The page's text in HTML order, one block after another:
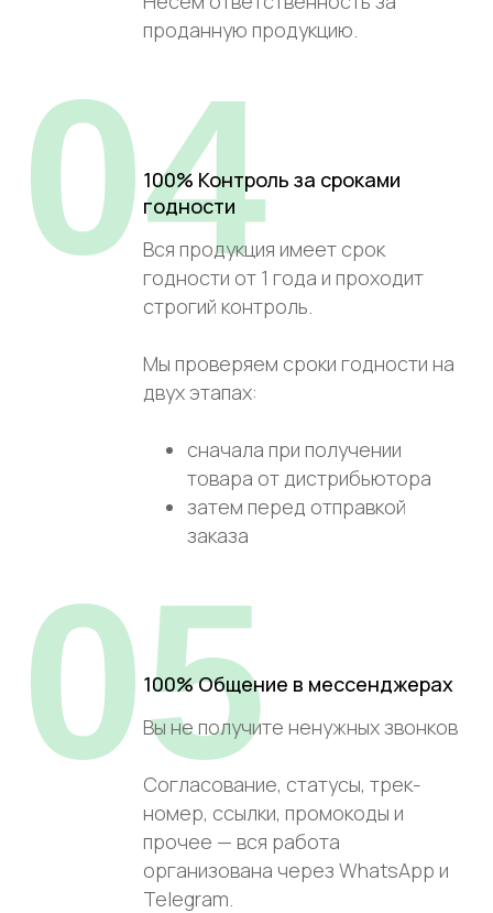
проданную продукцию.
100% Контроль за сроками
годности
Вся продукция имеет срок
годности от 1 года и проходит
строгий контроль.
Мы проверяем сроки годности на
двух этапах:
сначала при получении
товара от дистрибьютора
затем перед отправкой
заказа
04
100% Общение в мессенджерах
Вы не получите ненужных звонков
Согласование, статусы, трек-
номер, ссылки, промокоды и
прочее — вся работа
организована через WhatsApp и
Telegram.
05